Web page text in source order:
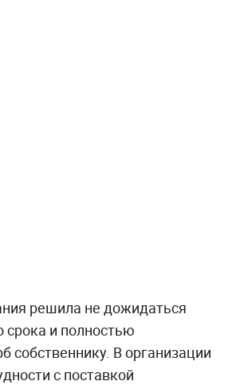
решила не дожидаться
срока и полностью
собственнику. В организации
с поставкой